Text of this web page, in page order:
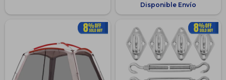
Disponible Envío